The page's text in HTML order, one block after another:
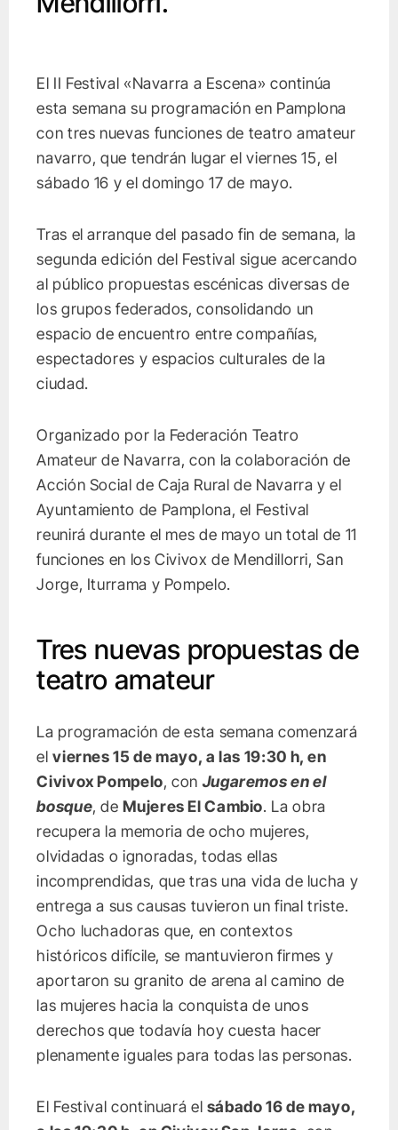
El II Festival «Navarra a Escena» continúa
esta semana su programación en Pamplona
con tres nuevas funciones de teatro amateur
navarro, que tendrán lugar el viernes 15, el
sábado 16 y el domingo 17 de mayo.
Tras el arranque del pasado fin de semana, la
segunda edición del Festival sigue acercando
al público propuestas escénicas diversas de
los grupos federados, consolidando un
espacio de encuentro entre compañías,
espectadores y espacios culturales de la
ciudad.
Organizado por la Federación Teatro
Amateur de Navarra, con la colaboración de
Acción Social de Caja Rural de Navarra y el
Ayuntamiento de Pamplona, el Festival
reunirá durante el mes de mayo un total de 11
funciones en los Civivox de Mendillorri, San
Jorge, Iturrama y Pompelo.
Tres nuevas propuestas de
teatro amateur
La programación de esta semana comenzará
elviernes 15 de mayo, a las 19:30 h, en
Civivox Pompelo, con Jugaremos en el
bosque, deMujeres El Cambio. La obra
recupera la memoria de ocho mujeres,
olvidadas o ignoradas, todas ellas
incomprendidas, que tras una vida de lucha y
entrega a sus causas tuvieron un final triste.
Ocho luchadoras que, en contextos
históricos difícile, se mantuvieron firmes y
aportaron su granito de arena al camino de
las mujeres hacia la conquista de unos
derechos que todavía hoy cuesta hacer
plenamente iguales para todas las personas.
El Festival continuará el sábado 16 de mayo,